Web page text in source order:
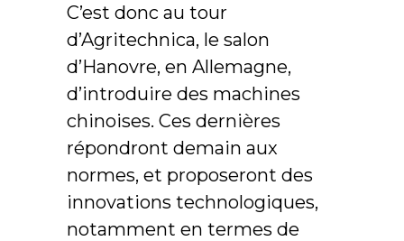
C’est donc au tour
d’Agritechnica, le salon
d’Hanovre, en Allemagne,
d’introduire des machines
chinoises. Ces dernières
répondront demain aux
normes, et proposeront des
innovations technologiques,
notamment en termes de